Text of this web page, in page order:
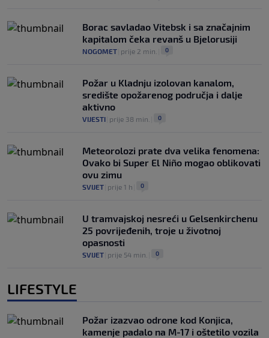
Borac savladao Vitebsk i sa značajnim
kapitalom čeka revanš u Bjelorusiji
NOGOMET prije 2 min. 0
Požar u Kladnju izolovan kanalom,
središte opožarenog područja i dalje
aktivno
VIJESTI prije 38 min. 0
Meteorolozi prate dva velika fenomena:
Ovako bi Super El Niño mogao oblikovati
ovu zimu
SVIJET prije 1 h 0
U tramvajskoj nesreći u Gelsenkirchenu
25 povrijeđenih, troje u životnoj
opasnosti
SVIJET prije 54 min. 0
LIFESTYLE
Požar izazvao odrone kod Konjica,
kamenje padalo na M-17 i oštetilo vozila